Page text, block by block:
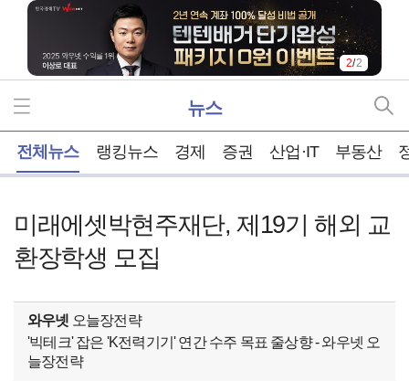
2/2
뉴스
전체뉴스 랭킹뉴스 경제 증권 산업·IT 부동산
미래에셋박현주재단, 제19기 해외 교
환장학생 모집
와우넷 오늘장전략
'빅테크' 잡은 'K전력기기' 연간 수주 목표 줄상향 - 와우넷 오
늘장전략